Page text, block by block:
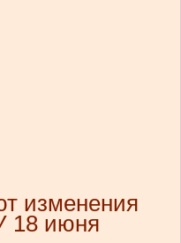
изменения
18 июня